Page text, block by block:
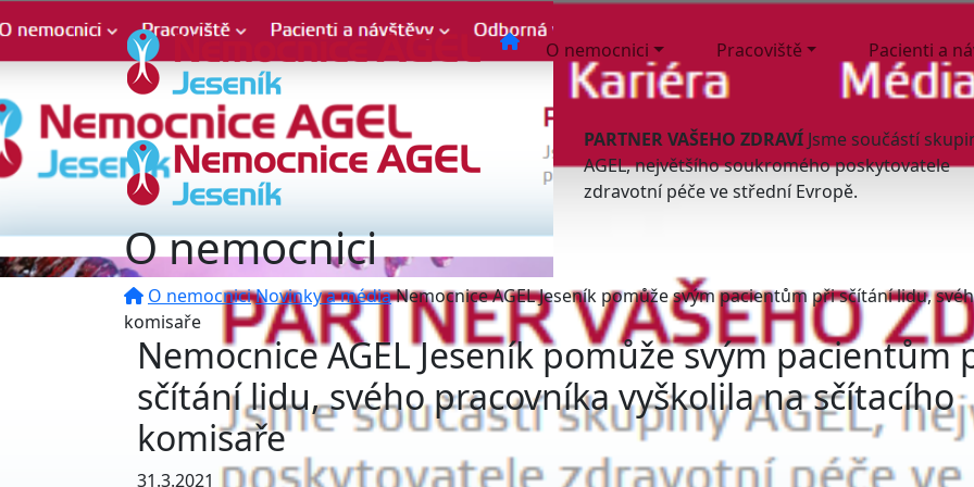
O nemocnici Pracoviště Pacienti a
PARTNER VAŠEHO ZDRAVÍ Jsme součástí
AGEL, největšího soukromého poskytovatele
zdravotní péče ve střední Evropě.
O nemocnici
O nemocniciNovinky a médiaNemocnice AGEL Jeseník pomůže svým pacientům při sčítání lidu,
komisaře
Nemocnice AGEL Jeseník pomůže svým pacientům
sčítání lidu, svého pracovníka vyškolila na sčítacího
komisaře
31.3.2021